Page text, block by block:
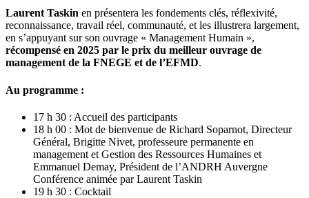
Laurent Taskin en présentera les fondements clés, réflexivité,
reconnaissance, travail réel, communauté, et les illustrera largement,
en s’appuyant sur son ouvrage « Management Humain »,
récompensé en 2025 par le prix du meilleur ouvrage de
management de la FNEGE et de l’EFMD.
Au programme :
17 h 30 : Accueil des participants
18 h 00 : Mot de bienvenue de Richard Soparnot, Directeur
Général, Brigitte Nivet, professeure permanente en
management et Gestion des Ressources Humaines et
Emmanuel Demay, Président de l’ANDRH Auvergne
Conférence animée par Laurent Taskin
19 h 30 : Cocktail